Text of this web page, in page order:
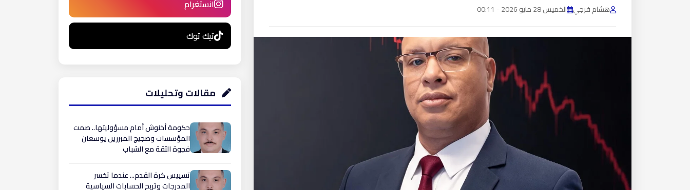
هشام فرجي الخميس 28 مايو 2026 - 00:11 انستغرام
تيك توك
مقالات وتحليلات
حكومة أخنوش أمام مسؤوليتها.. صمت
المؤسسات وضجيج المبررين يوسعان
فجوة الثقة مع الشباب
تسييس كرة القدم... عندما تخسر
المدرجات وتربح الحسابات السياسية